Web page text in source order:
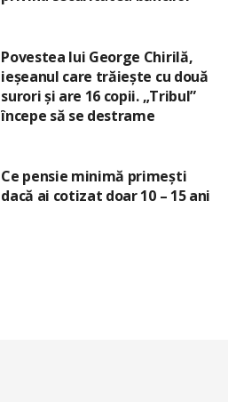
Povestea lui George Chirilă,
ieșeanul care trăiește cu două
surori și are 16 copii. „Tribul”
începe să se destrame
Ce pensie minimă primești
dacă ai cotizat doar 10 – 15 ani